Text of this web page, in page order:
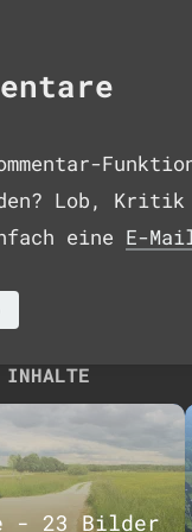
Lob, Kritik
eine E-
INHALTE
- 23 Bilder